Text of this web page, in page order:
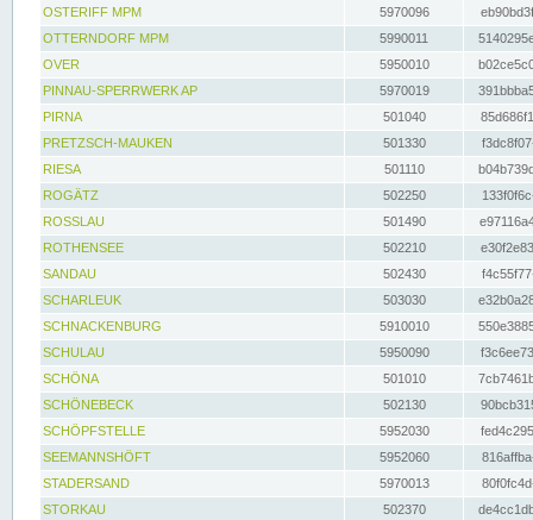
OSTERIFF MPM
5970096
OTTERNDORF MPM
5990011
OVER
5950010
PINNAU-SPERRWERK AP
5970019
PIRNA
501040
PRETZSCH-MAUKEN
501330
RIESA
501110
ROGÄTZ
502250
ROSSLAU
501490
ROTHENSEE
502210
SANDAU
502430
SCHARLEUK
503030
SCHNACKENBURG
5910010
SCHULAU
5950090
SCHÖNA
501010
SCHÖNEBECK
502130
SCHÖPFSTELLE
5952030
SEEMANNSHÖFT
5952060
STADERSAND
5970013
STORKAU
502370